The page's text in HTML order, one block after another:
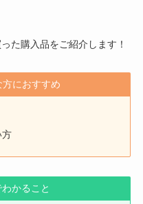
た購入品をご紹介します！
方におすすめ
方
かること